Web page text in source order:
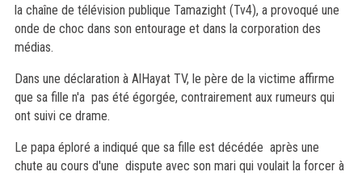
la chaîne de télévision publique Tamazight (Tv4), a provoqué une
onde de choc dans son entourage et dans la corporation des
médias.
Dans une déclaration à AlHayat TV, le père de la victime affirme
que sa fille n'a pas été égorgée, contrairement aux rumeurs qui
ont suivi ce drame.
Le papa éploré a indiqué que sa fille est décédée après une
chute au cours d'une dispute avec son mari qui voulait la forcer à